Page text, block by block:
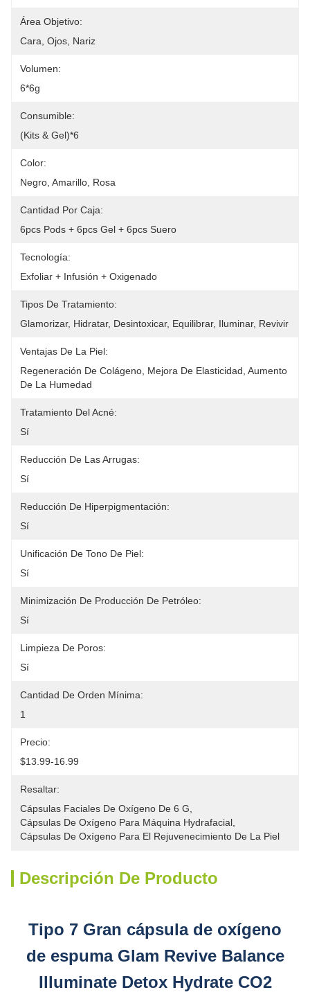
Área Objetivo:
Cara, Ojos, Nariz
Volumen:
6*6g
Consumible:
(Kits & Gel)*6
Color:
Negro, Amarillo, Rosa
Cantidad Por Caja:
6pcs Pods + 6pcs Gel + 6pcs Suero
Tecnología:
Exfoliar + Infusión + Oxigenado
Tipos De Tratamiento:
Glamorizar, Hidratar, Desintoxicar, Equilibrar, Iluminar, Revivir
Ventajas De La Piel:
Regeneración De Colágeno, Mejora De Elasticidad, Aumento
De La Humedad
Tratamiento Del Acné:
Sí
Reducción De Las Arrugas:
Sí
Reducción De Hiperpigmentación:
Sí
Unificación De Tono De Piel:
Sí
Minimización De Producción De Petróleo:
Sí
Limpieza De Poros:
Sí
Cantidad De Orden Mínima:
1
Precio:
$13.99-16.99
Resaltar:
Cápsulas Faciales De Oxígeno De 6 G
Cápsulas De Oxígeno Para Máquina Hydrafacial
Cápsulas De Oxígeno Para El Rejuvenecimiento De La Piel
Descripción De Producto
Tipo 7 Gran cápsula de oxígeno
de espuma Glam Revive Balance
Illuminate Detox Hydrate CO2